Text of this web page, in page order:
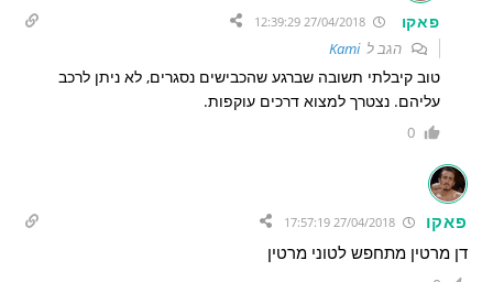
פאקו 27/04/2018 12:39:29
הגב לKami
טוב קיבלתי תשובה שברגע שהכבישים נסגרים, לא ניתן לרכב
עליהם. נצטרך למצוא דרכים עוקפות.
0
פאקו 27/04/2018 17:57:19
דן מרטין מתחפש לטוני מרטין